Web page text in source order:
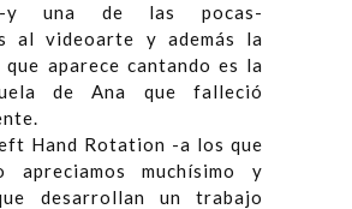
-y una de las pocas-
al videoarte y además la
aparece cantando es la
de Ana que falleció
Hand Rotation -a los que
apreciamos muchísimo y
desarrollan un trabajo